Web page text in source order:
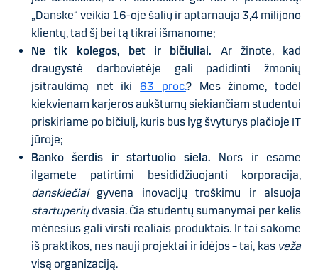
„Danske“ veikia 16-oje šalių ir aptarnauja 3,4 milijono
klientų, tad šį bei tą tikrai išmanome;
Ne tik kolegos, bet ir bičiuliai. Ar žinote, kad
draugystė darbovietėje gali padidinti žmonių
įsitraukimą net iki 63 proc.? Mes žinome, todėl
kiekvienam karjeros aukštumų siekiančiam studentui
priskiriame po bičiulį, kuris bus lyg švyturys plačioje IT
jūroje;
Banko šerdis ir startuolio siela. Nors ir esame
ilgamete patirtimi besididžiuojanti korporacija,
danskiečiaigyvena inovacijų troškimu ir alsuoja
startuperiųdvasia. Čia studentų sumanymai per kelis
mėnesius gali virsti realiais produktais. Ir tai sakome
iš praktikos, nes nauji projektai ir idėjos – tai, kas veža
visą organizaciją.